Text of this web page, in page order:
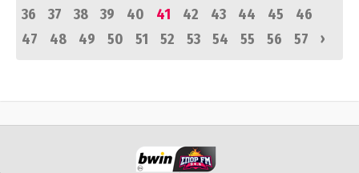
36
37 38 39 40 41 42 43 44 45
46
47
48 49 50 51 52 53 54 55 56 57 ›